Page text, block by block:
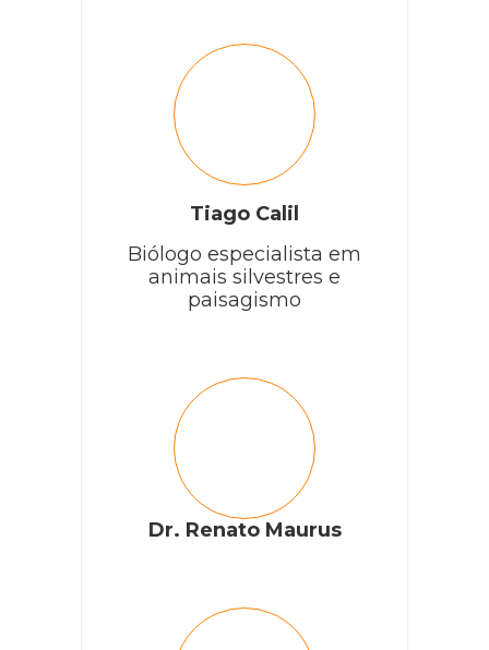
Tiago Calil
Biólogo especialista em
animais silvestres e
paisagismo
Dr. Renato Maurus